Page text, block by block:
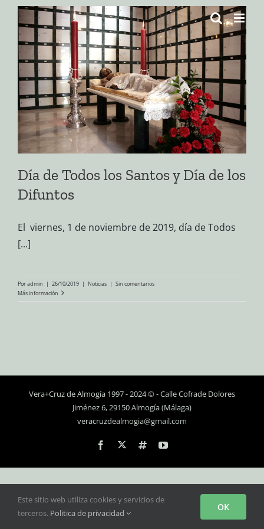
Saltar
contenido
Día de Todos los Santos y Día de los
Difuntos
El viernes, 1 de noviembre de 2019, día de Todos
[...]
Poradmin | 26/10/2019 | Noticias | Sin comentarios
Más información
Vera+Cruz de Almogía 1997 - 2024 © - Calle Cofrade Dolores
Jiménez 6, 29150 Almogía (Málaga)
veracruzdealmogia@gmail.com
FacebookPersonalizado
InstagramYouTube
Este sitio web utiliza cookies y servicios de
terceros. Politica de privacidad
OK